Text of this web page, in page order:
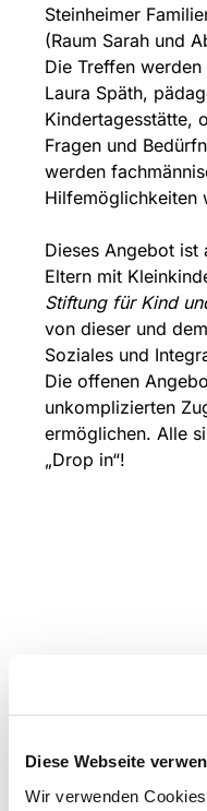
Diese Webseite
Wir verwenden
Steinheimer
(Raum Sarah und
Die Treffen
Laura Späth,
Kindertagesstätte,
Fragen und
werden
Hilfemöglichkeiten
Dieses Angebot
Eltern mit
Stiftung für Kind
von dieser und
Soziales und
Die offenen
unkomplizierten
ermöglichen. Alle
„Drop in“!